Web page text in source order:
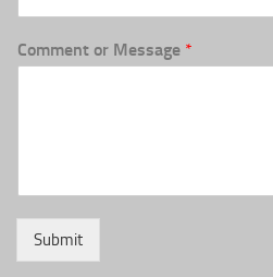
Comment or Message *
Submit